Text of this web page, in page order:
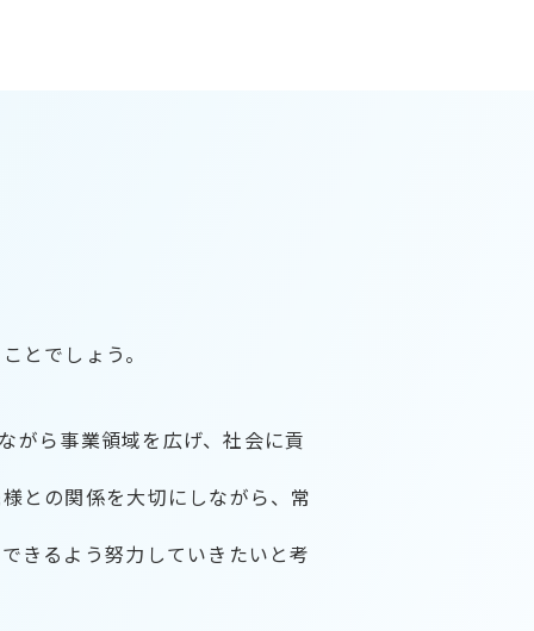
とでしょう。
がら事業領域を広げ、社会に貢
との関係を大切にしながら、常
きるよう努力していきたいと考